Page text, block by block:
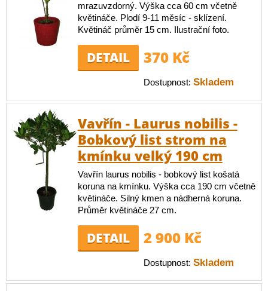
mrazuvzdorný. Výška cca 60 cm včetně
květináče. Plodí 9-11 měsíc - sklízení.
Květináč průměr 15 cm. Ilustrační foto.
DETAIL 370 Kč
Dostupnost: Skladem
Vavřín - Laurus nobilis -
Bobkový list strom na
kmínku velký 190 cm
Vavřín laurus nobilis - bobkový list košatá
koruna na kmínku. Výška cca 190 cm včetně
květináče. Silný kmen a nádherná koruna.
Průměr květináče 27 cm.
DETAIL 2 900 Kč
Dostupnost: Skladem